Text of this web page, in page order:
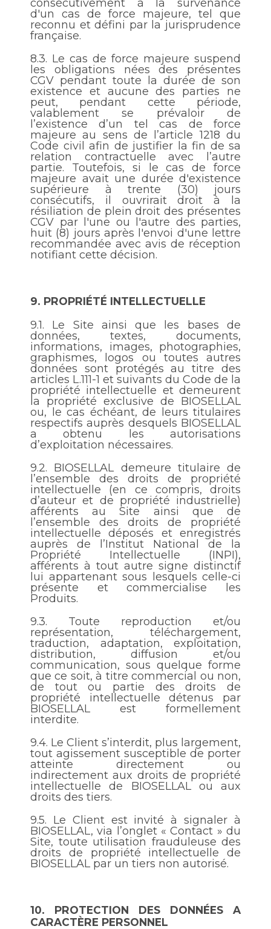
consécutivement à la survenance
d'un cas de force majeure, tel que
reconnu et défini par la jurisprudence
française.
8.3. Le cas de force majeure suspend
les obligations nées des présentes
CGV pendant toute la durée de son
existence et aucune des parties ne
peut, pendant cette période,
valablement se prévaloir de
l’existence d’un tel cas de force
majeure au sens de l’article 1218 du
Code civil afin de justifier la fin de sa
relation contractuelle avec l’autre
partie. Toutefois, si le cas de force
majeure avait une durée d'existence
supérieure à trente (30) jours
consécutifs, il ouvrirait droit à la
résiliation de plein droit des présentes
CGV par l'une ou l'autre des parties,
huit (8) jours après l'envoi d'une lettre
recommandée avec avis de réception
notifiant cette décision.
9. PROPRIÉTÉ INTELLECTUELLE
9.1.
Le Site ainsi que les bases de
données, textes, documents,
informations, images, photographies,
graphismes, logos ou toutes autres
données sont protégés au titre des
articles L.111-1 et suivants du Code de la
propriété intellectuelle et demeurent
la propriété exclusive de BIOSELLAL
ou, le cas échéant, de leurs titulaires
respectifs auprès desquels BIOSELLAL
a obtenu les autorisations
d’exploitation nécessaires.
9.2. BIOSELLAL demeure titulaire de
l’ensemble des droits de propriété
intellectuelle (en ce compris, droits
d’auteur et de propriété industrielle)
afférents au Site ainsi que de
l’ensemble des droits de propriété
intellectuelle déposés et enregistrés
auprès de l’Institut National de la
Propriété Intellectuelle (INPI),
afférents à tout autre signe distinctif
lui appartenant sous lesquels celle-ci
présente et commercialise les
Produits.
9.3.
Toute reproduction et/ou
représentation, téléchargement,
traduction, adaptation, exploitation,
distribution, diffusion et/ou
communication, sous quelque forme
que ce soit, à titre commercial ou non,
de tout ou partie des droits de
propriété intellectuelle détenus par
BIOSELLAL est formellement
interdite.
9.4. Le Client s’interdit, plus largement,
tout agissement susceptible de porter
atteinte directement ou
indirectement aux droits de propriété
intellectuelle de BIOSELLAL ou aux
droits des tiers.
9.5. Le Client est invité à signaler à
BIOSELLAL, via l’onglet « Contact » du
Site, toute utilisation frauduleuse des
droits de propriété intellectuelle de
BIOSELLAL par un tiers non autorisé.
10.
PROTECTION DES DONNÉES A
CARACTÈRE PERSONNEL